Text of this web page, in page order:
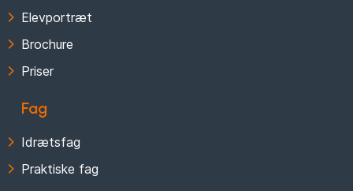
Elevportræt
Brochure
Priser
Fag
Idrætsfag
Praktiske fag